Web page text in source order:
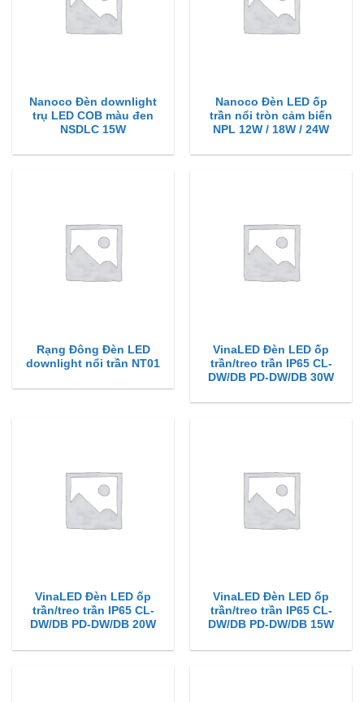
Nanoco Đèn downlight
trụ LED COB màu đen
NSDLC 15W
Nanoco Đèn LED ốp
trần nổi tròn cảm biến
NPL 12W / 18W / 24W
Rạng Đông Đèn LED
downlight nổi trần NT01
VinaLED Đèn LED ốp
trần/treo trần IP65 CL-
DW/DB PD-DW/DB 30W
VinaLED Đèn LED ốp
trần/treo trần IP65 CL-
DW/DB PD-DW/DB 20W
VinaLED Đèn LED ốp
trần/treo trần IP65 CL-
DW/DB PD-DW/DB 15W